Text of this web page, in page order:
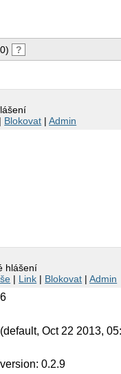
?
| Blokovat |Admin
hlášení
| Link | Blokovat |Admin
Oct 22 2013,
0.2.9